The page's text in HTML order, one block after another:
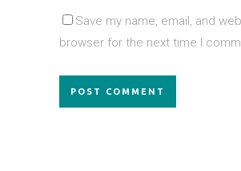
Save my name, email, and
browser for the next time I